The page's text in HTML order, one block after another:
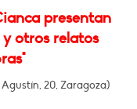
presentan
otros relatos
Agustín, 20, Zaragoza)